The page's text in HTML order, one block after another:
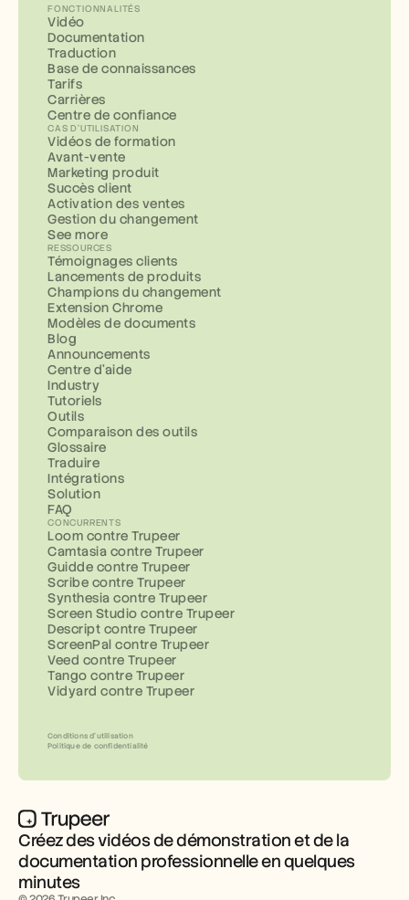
Créez des vidéos de démonstration et de la
documentation professionnelle en quelques
minutes
FONCTIONNALITÉS
Vidéo
Documentation
Traduction
Base de connaissances
Tarifs
Carrières
Centre de confiance
CAS D'UTILISATION
Vidéos de formation
Avant-vente
Marketing produit
Succès client
Activation des ventes
Gestion du changement
See more
RESSOURCES
Témoignages clients
Lancements de produits
Champions du changement
Extension Chrome
Modèles de documents
Blog
Announcements
Centre d'aide
Industry
Tutoriels
Outils
Comparaison des outils
Glossaire
Traduire
Intégrations
Solution
FAQ
CONCURRENTS
Loom contre Trupeer
Camtasia contre Trupeer
Guidde contre Trupeer
Scribe contre Trupeer
Synthesia contre Trupeer
Screen Studio contre Trupeer
Descript contre Trupeer
ScreenPal contre Trupeer
Veed contre Trupeer
Tango contre Trupeer
Vidyard contre Trupeer
Conditions d’utilisation
Politique de confidentialité